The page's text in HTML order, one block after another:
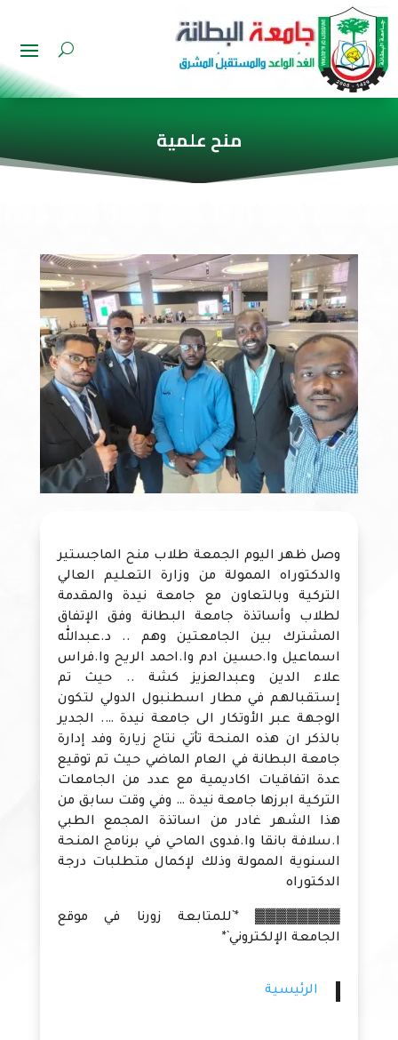
منح علمية
وصل ظهر اليوم الجمعة طلاب منح الماجستير
والدكتوراه الممولة من وزارة التعليم العالي
التركية وبالتعاون مع جامعة نيدة والمقدمة
لطلاب وأساتذة جامعة البطانة وفق الإتفاق
المشترك بين الجامعتين وهم .. د.عبدالله
اسماعيل وا.حسين ادم وا.احمد الريح وا.فراس
علاء الدين وعبدالعزيز كشة .. حيث تم
إستقبالهم في مطار اسطنبول الدولي لتكون
الوجهة عبر الأوتكار الى جامعة نيدة …. الجدير
بالذكر ان هذه المنحة تأتي نتاج زيارة وفد إدارة
جامعة البطانة في العام الماضي حيث تم توقيع
عدة اتفاقيات اكاديمية مع عدد من الجامعات
التركية ابرزها جامعة نيدة … وفي وقت سابق من
هذا الشهر غادر من اساتذة المجمع الطبي
ا.سلافة بانقا وا.فدوى الماحي في برنامج المنحة
السنوية الممولة وذلك لإكمال متطلبات درجة
الدكتوراه
▓▓▓▓▓▓▓▓ *`للمتابعة زورنا في موقع
الجامعة الإلكتروني`*
الرئيسية